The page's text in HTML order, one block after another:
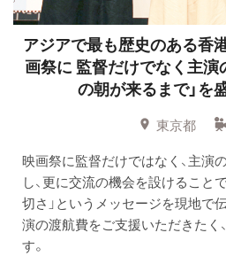
アジアで最も歴史のある香
画祭に 監督だけでなく主演
の朝が来るまで」を
東京都
映画祭に監督だけではなく、主演
し、更に交流の機会を設けること
切さ」というメッセージを現地で
演の渡航費をご支援いただきたく
す。